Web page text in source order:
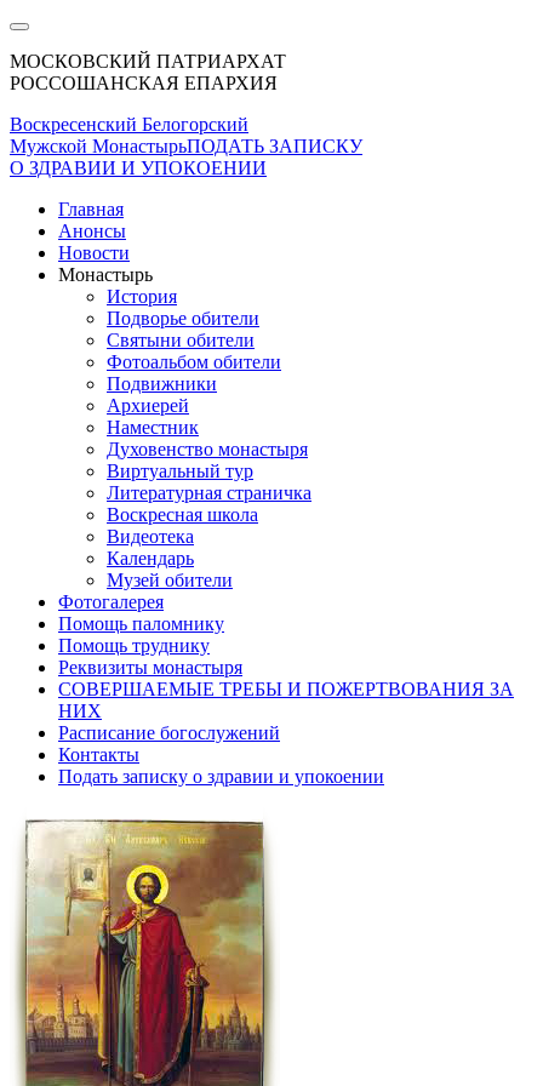
МОСКОВСКИЙ ПАТРИАРХАТ
РОССОШАНСКАЯ ЕПАРХИЯ
Воскресенский Белогорский
Мужской МонастырьПОДАТЬ ЗАПИСКУ
О ЗДРАВИИ И УПОКОЕНИИ
Главная
Анонсы
Новости
Монастырь
История
Подворье обители
Святыни обители
Фотоальбом обители
Подвижники
Архиерей
Наместник
Духовенство монастыря
Виртуальный тур
Литературная страничка
Воскресная школа
Видеотека
Календарь
Музей обители
Фотогалерея
Помощь паломнику
Помощь труднику
Реквизиты монастыря
СОВЕРШАЕМЫЕ ТРЕБЫ И ПОЖЕРТВОВАНИЯ ЗА
НИХ
Расписание богослужений
Контакты
Подать записку о здравии и упокоении